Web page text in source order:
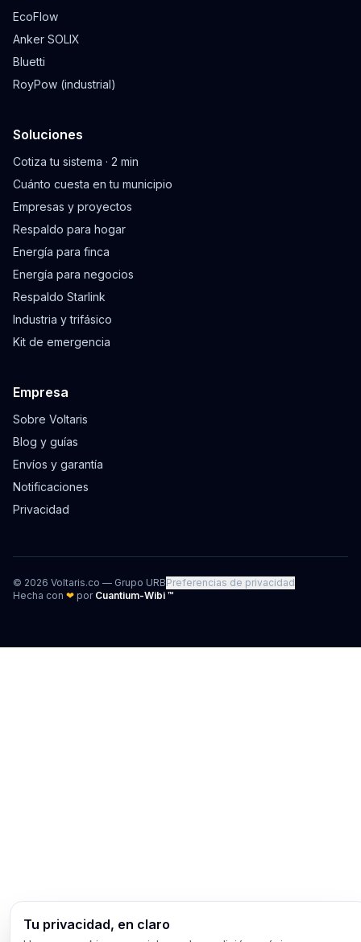
Tu privacidad, en claro
EcoFlow
Anker SOLIX
Bluetti
RoyPow (industrial)
Soluciones
Cotiza tu sistema · 2 min
Cuánto cuesta en tu municipio
Empresas y proyectos
Respaldo para hogar
Energía para finca
Energía para negocios
Respaldo Starlink
Industria y trifásico
Kit de emergencia
Empresa
Sobre Voltaris
Blog y guías
Envíos y garantía
Notificaciones
Privacidad
© 2026 Voltaris.co — Grupo URBPreferencias de privacidad
Hecha con ❤ por Cuantium-Wibi ™